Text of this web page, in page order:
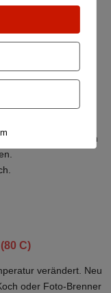
romantische
ein
C)
verändert. Neu
oder Foto-Brenner